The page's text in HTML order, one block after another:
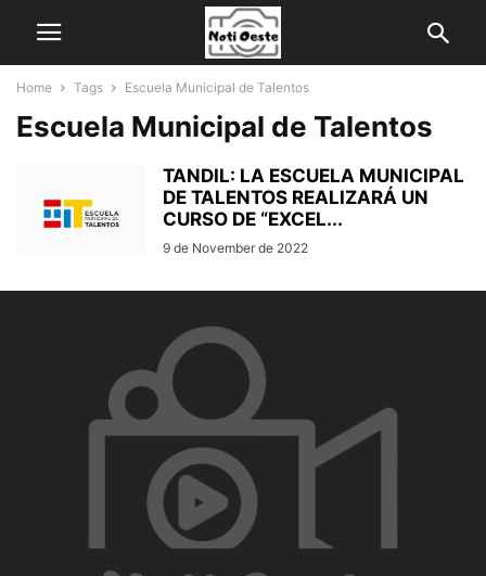
Home Tags Escuela Municipal de Talentos
Escuela Municipal de Talentos
TANDIL: LA ESCUELA MUNICIPAL
DE TALENTOS REALIZARÁ UN
CURSO DE “EXCEL...
9 de November de 2022